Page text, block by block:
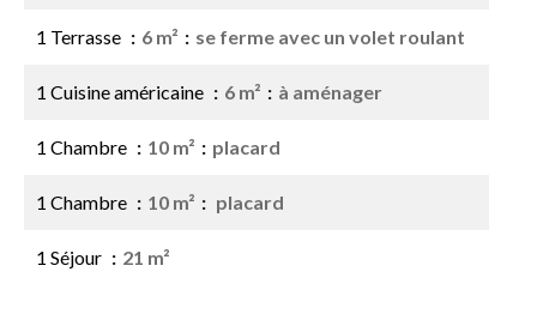
1 Terrasse 6 m² se ferme avec un volet roulant
1 Cuisine américaine 6 m² à aménager
1 Chambre 10 m² placard
1 Chambre 10 m² placard
1 Séjour 21 m²